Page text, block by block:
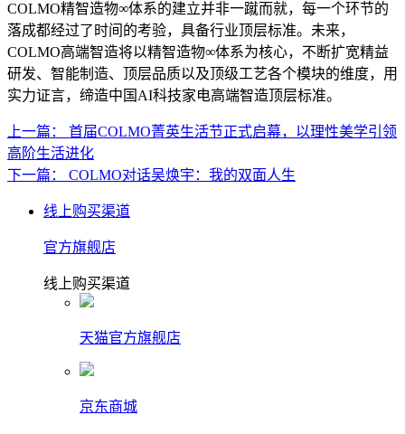
COLMO精智造物∞体系的建立并非一蹴而就，每一个环节的
落成都经过了时间的考验，具备行业顶层标准。未来，
COLMO高端智造将以精智造物∞体系为核心，不断扩宽精益
研发、智能制造、顶层品质以及顶级工艺各个模块的维度，用
实力证言，缔造中国AI科技家电高端智造顶层标准。
上一篇： 首届COLMO菁英生活节正式启幕，以理性美学引领
高阶生活进化
下一篇： COLMO对话吴焕宇：我的双面人生
线上购买渠道
官方旗舰店
线上购买渠道
天猫官方旗舰店
京东商城